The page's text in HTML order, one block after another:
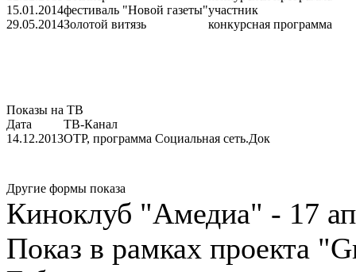
15.01.2014фестиваль "Новой газеты"участник
29.05.2014Золотой витязь конкурсная программа
Показы на ТВ
Дата
ТВ-Канал
14.12.2013ОТР, программа Социальная сеть.Док
Другие формы показа
Киноклуб "Амедиа" - 17
Показ в рамках проекта